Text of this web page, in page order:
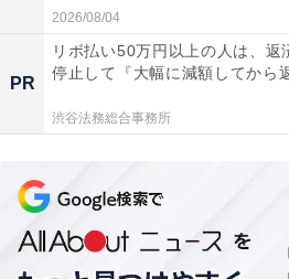
2026/08/04
PR
リボ払い50万円以上の人は、返
停止して『大幅に減額してから
渋谷法務総合事務所